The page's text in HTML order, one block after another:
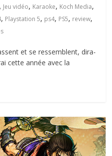
, Jeu vidéo, Karaoke, Koch Media,
, Playstation 5, ps4, PS5, review,
et se ressemblent, dira-
cette année avec la